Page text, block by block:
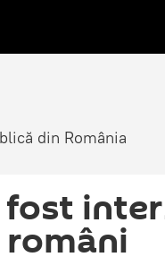
din România
fost